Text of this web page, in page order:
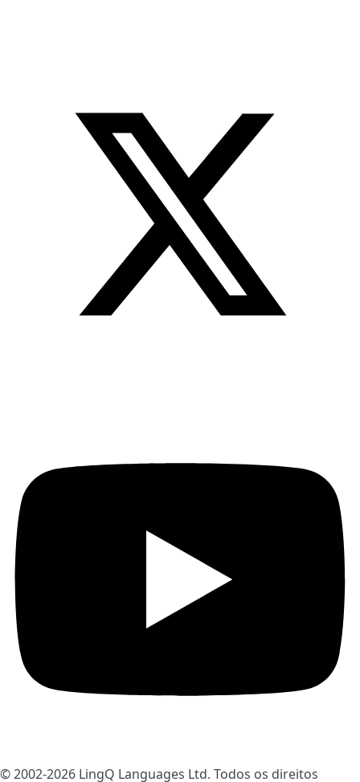
© 2002-2026 LingQ Languages Ltd. Todos os direitos